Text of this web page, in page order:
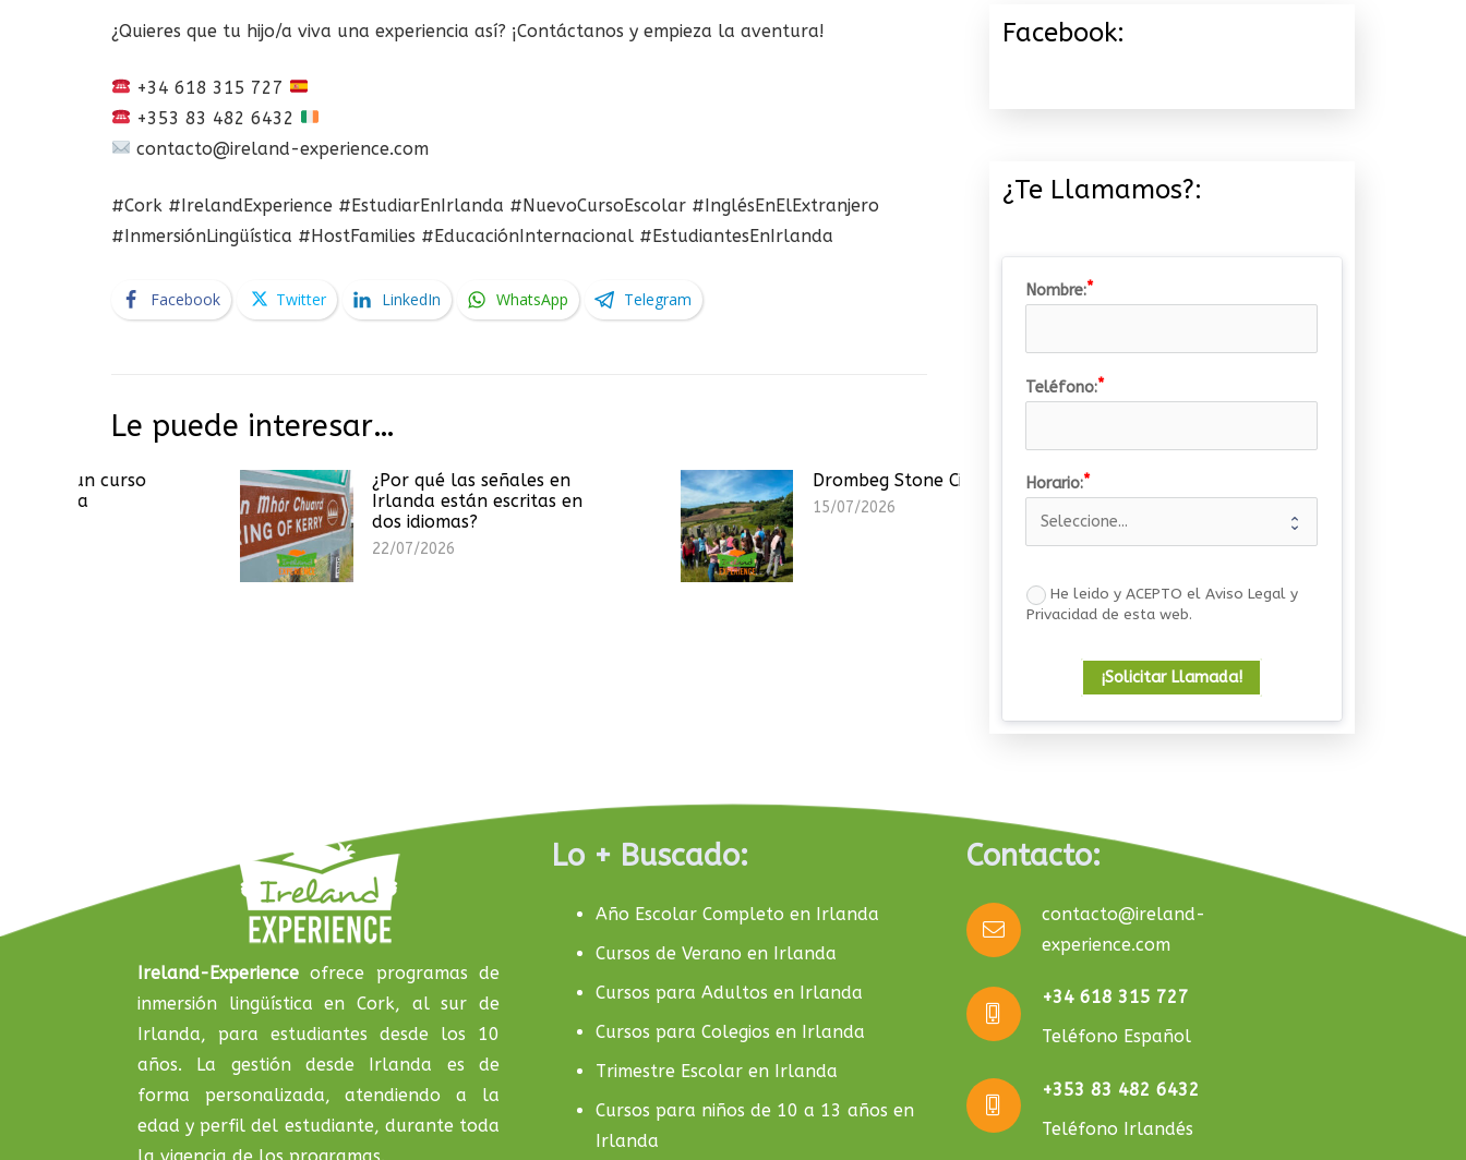
¿Quieres que tu hijo/a viva una experiencia así? ¡Contáctanos y empieza la aventura!
+34 618 315 727
+353 83 482 6432
contacto@ireland-experience.com
#Cork #IrelandExperience #EstudiarEnIrlanda #NuevoCursoEscolar #InglésEnElExtranjero
#InmersiónLingüística #HostFamilies #EducaciónInternacional #EstudiantesEnIrlanda
Facebook Twitter LinkedIn WhatsApp Telegram
Le puede interesar…
¿Por qué las señales en
Irlanda están escritas en
dos idiomas?
22/07/2026
Drombeg Stone Circle
15/07/2026
Facebook:
¿Te Llamamos?:
Nombre:
Teléfono:
Horario:
He leido y ACEPTO el Aviso Legal y
Privacidad de esta web.
¡Solicitar Llamada!
Ireland-Experience ofrece programas de
inmersión lingüística en Cork, al sur de
Irlanda, para estudiantes desde los 10
años. La gestión desde Irlanda es de
forma personalizada, atendiendo a la
edad y perfil del estudiante, durante toda
la vigencia de los programas.
Lo + Buscado:
Año Escolar Completo en Irlanda
Cursos de Verano en Irlanda
Cursos para Adultos en Irlanda
Cursos para Colegios en Irlanda
Trimestre Escolar en Irlanda
Cursos para niños de 10 a 13 años en
Irlanda
Contacto:
contacto@ireland-
experience.com
+34 618 315 727
Teléfono Español
+353 83 482 6432
Teléfono Irlandés